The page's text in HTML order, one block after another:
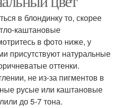
в блондинку то, скорее
каштановые
в фото ниже, у
присутствуют натуральные
оттенки.
не из-за пигментов в
русые или каштановые
до 5-7 тона.